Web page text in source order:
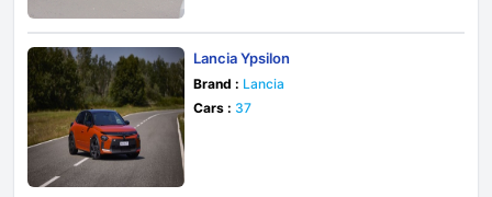
Lancia Ypsilon
Brand : Lancia
Cars : 37